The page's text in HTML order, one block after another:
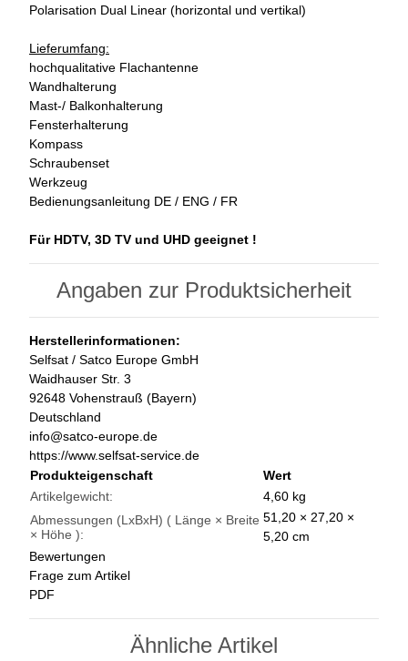
Polarisation Dual Linear (horizontal und vertikal)
Lieferumfang:
hochqualitative Flachantenne
Wandhalterung
Mast-/ Balkonhalterung
Fensterhalterung
Kompass
Schraubenset
Werkzeug
Bedienungsanleitung DE / ENG / FR
Für HDTV, 3D TV und UHD geeignet !
Angaben zur Produktsicherheit
Herstellerinformationen:
Selfsat / Satco Europe GmbH
Waidhauser Str. 3
92648 Vohenstrauß (Bayern)
Deutschland
info@satco-europe.de
https://www.selfsat-service.de
Produkteigenschaft
Wert
Artikelgewicht:
4,60 kg
Abmessungen (LxBxH) ( Länge × Breite
× Höhe ):
51,20 × 27,20 ×
5,20 cm
Bewertungen
Frage zum Artikel
PDF
Ähnliche Artikel